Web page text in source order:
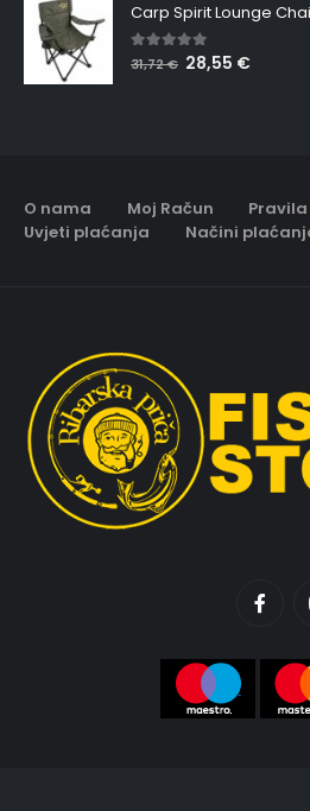
Carp Spirit Lounge
5.00 out of 5
31,72€ 28,55 €
O nama Moj Račun
Uvjeti plaćanja
Načini